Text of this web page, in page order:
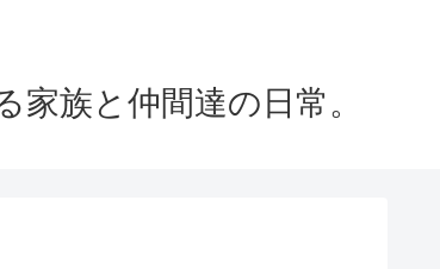
族と仲間達の日常。